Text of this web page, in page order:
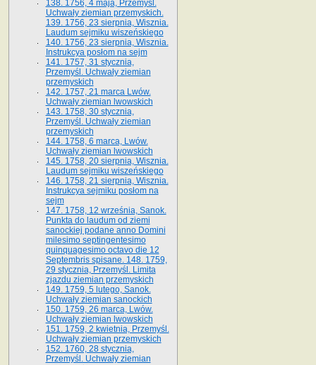
138. 1756, 4 maja, Przemyśl.
Uchwały ziemian przemyskich.
139. 1756, 23 sierpnia, Wisznia.
Laudum sejmiku wiszeńskiego
140. 1756, 23 sierpnia, Wisznia.
Instrukcya posłom na sejm
141. 1757, 31 stycznia,
Przemyśl. Uchwały ziemian
przemyskich
142. 1757, 21 marca Lwów.
Uchwały ziemian lwowskich
143. 1758, 30 stycznia,
Przemyśl. Uchwały ziemian
przemyskich
144. 1758, 6 marca, Lwów.
Uchwały ziemian lwowskich
145. 1758, 20 sierpnia, Wisznia.
Laudum sejmiku wiszeńskiego
146. 1758, 21 sierpnia, Wisznia.
Instrukcya sejmiku posłom na
sejm
147. 1758, 12 września, Sanok.
Punkta do laudum od ziemi
sanockiej podane anno Domini
milesimo septingentesimo
quinquagesimo octavo die 12
Septembris spisane. 148. 1759,
29 stycznia, Przemyśl. Limita
zjazdu ziemian przemyskich
149. 1759, 5 lutego, Sanok.
Uchwały ziemian sanockich
150. 1759, 26 marca, Lwów.
Uchwały ziemian lwowskich
151. 1759, 2 kwietnia, Przemyśl.
Uchwały ziemian przemyskich
152. 1760, 28 stycznia,
Przemyśl. Uchwały ziemian